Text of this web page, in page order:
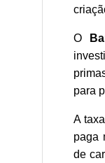
O
para
A
paga
de